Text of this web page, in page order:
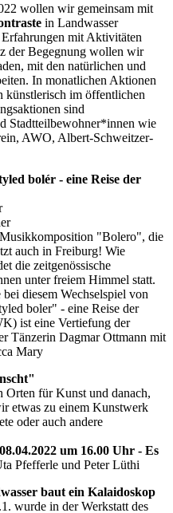
wollen wir gemeinsam mit
in Landwasser
mit Aktivitäten
der Begegnung wollen wir
mit den natürlichen und
In monatlichen Aktionen
künstlerisch im öffentlichen
sind
Stadtteilbewohner*innen wie
AWO, Albert-Schweitzer-
bolér - eine Reise der
"Bolero", die
auch in Freiburg! Wie
die zeitgenössische
unter freiem Himmel statt.
diesem Wechselspiel von
boler" - eine Reise der
ist eine Vertiefung der
Tänzerin Dagmar Ottmann mit
Mary
Orten für Kunst und danach,
etwas zu einem Kunstwerk
oder auch andere
um 16.00 Uhr - Es
Pfefferle und Peter Lüthi
baut ein Kalaidoskop
wurde in der Werkstatt des